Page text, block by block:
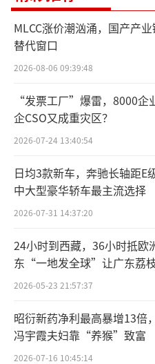
中国台湾人罗田
家，作为一名成功商
财富自由，据说那时
金融危机导致其资产
期间有数十亿资金断
终台湾事业。
克莉丝汀也是在
年，罗田安领投两家
时克莉丝汀总投资150
占20%股份，罗田安
公司最大股东。
值得一提的是起
汀管理者，仅以投资
MLCC涨价潮汹涌，国产产
替代窗口
2026-08-06 09:39:48
“发票工厂”爆雷，8000企
企CSO又成重灾区？
2026-07-24 13:40:54
日均3款新车，奔驰长轴距E
中大型豪华轿车最主流选择
2026-07-31 14:37:20
24小时到西藏，36小时抵欧
东“一地发全球”让广东荔
2026-05-23 21:57:37
昭衍新药净利最高暴增13倍
冯宇霞夫妇靠“养猴”致富
2026-07-16 10:45:14